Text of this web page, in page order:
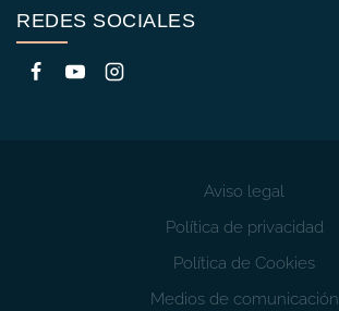
REDES SOCIALES
Aviso legal
Política de privacidad
Política de Cookies
Medios de comunicación